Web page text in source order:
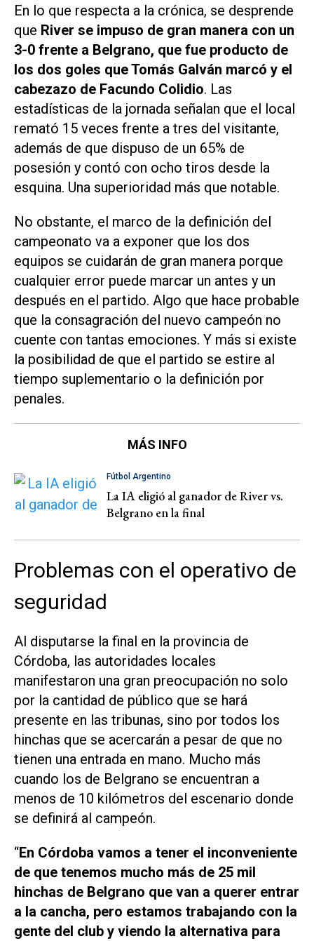
En lo que respecta a la crónica, se desprende
que River se impuso de gran manera con un
3-0 frente a Belgrano, que fue producto de
los dos goles que Tomás Galván marcó y el
cabezazo de Facundo Colidio. Las
estadísticas de la jornada señalan que el local
remató 15 veces frente a tres del visitante,
además de que dispuso de un 65% de
posesión y contó con ocho tiros desde la
esquina. Una superioridad más que notable.
No obstante, el marco de la definición del
campeonato va a exponer que los dos
equipos se cuidarán de gran manera porque
cualquier error puede marcar un antes y un
después en el partido. Algo que hace probable
que la consagración del nuevo campeón no
cuente con tantas emociones. Y más si existe
la posibilidad de que el partido se estire al
tiempo suplementario o la definición por
penales.
MÁS INFO
Fútbol Argentino
La IA eligió al ganador de River vs.
Belgrano en la final
Problemas con el operativo de
seguridad
Al disputarse la final en la provincia de
Córdoba, las autoridades locales
manifestaron una gran preocupación no solo
por la cantidad de público que se hará
presente en las tribunas, sino por todos los
hinchas que se acercarán a pesar de que no
tienen una entrada en mano. Mucho más
cuando los de Belgrano se encuentran a
menos de 10 kilómetros del escenario donde
se definirá al campeón.
“En Córdoba vamos a tener el inconveniente
de que tenemos mucho más de 25 mil
hinchas de Belgrano que van a querer entrar
a la cancha, pero estamos trabajando con la
gente del club y viendo la alternativa para